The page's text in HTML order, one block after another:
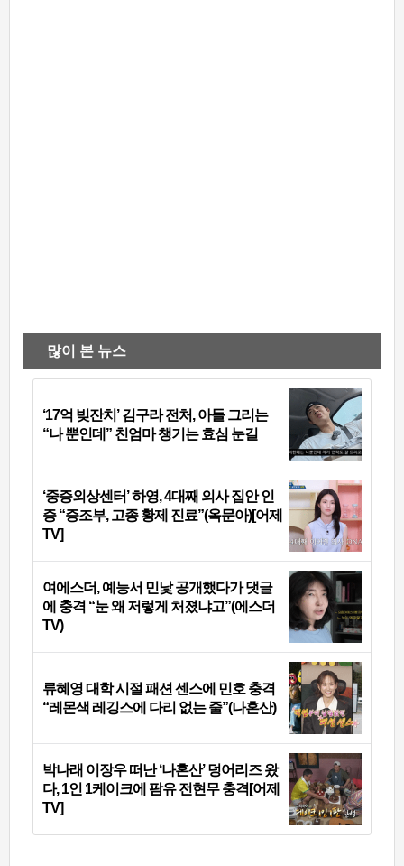
많이 본 뉴스
‘17억 빚잔치’ 김구라 전처, 아들 그리는
“나 뿐인데” 친엄마 챙기는 효심 눈길
‘중증외상센터’ 하영, 4대째 의사 집안 인
증 “증조부, 고종 황제 진료”(옥문아)[어제
TV]
여에스더, 예능서 민낯 공개했다가 댓글
에 충격 “눈 왜 저렇게 처졌냐고”(에스더
TV)
류혜영 대학 시절 패션 센스에 민호 충격
“레몬색 레깅스에 다리 없는 줄”(나혼산)
박나래 이장우 떠난 ‘나혼산’ 덩어리즈 왔
다, 1인 1케이크에 팜유 전현무 충격[어제
TV]